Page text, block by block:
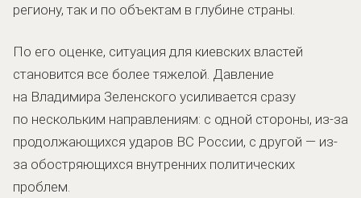
региону, так и по объектам в глубине страны.
По его оценке, ситуация для киевских властей
становится все более тяжелой. Давление
на Владимира Зеленского усиливается сразу
по нескольким направлениям: с одной стороны, из-за
продолжающихся ударов ВС России, с другой — из-
за обостряющихся внутренних политических
проблем.